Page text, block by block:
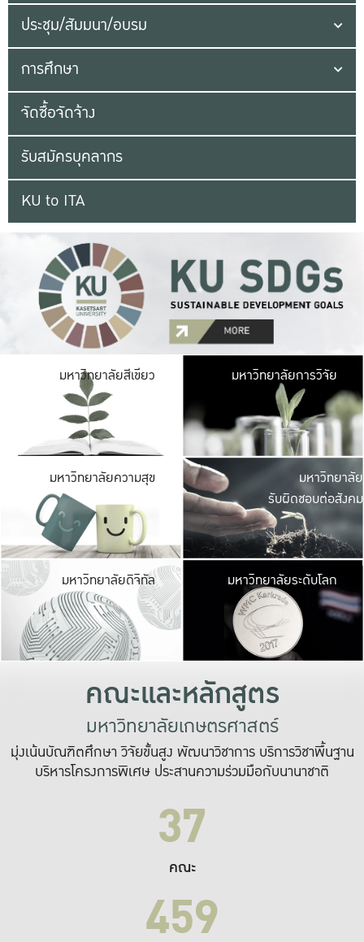
ประชุม/สัมมนา/อบรม
การศึกษา
จัดซื้อจัดจ้าง
รับสมัครบุคลากร
KU to ITA
มหาวิทยาลัยสีเขียว มหาวิ
มีพื้นที่เขียวสดใส
เป็นป่าในเมือง เกษต
มหาวิทยาลัยการวิจัย
มหาวิทยาลัยความสุข มหาวิ
ค
เปิดประ
และพบเรื่องราวใ
มหาวิทยาลัย
รับผิดชอบต่อสังคม
มหาวิทยาลัยดิจิทัล มหาวิ
เปลี่ยนแปลง แล
เพื่อทำง
ระบบสารสนเทศ
มหาวิทยาลัยระดับโลก
คณะและหลักสูตร
มหาวิทยาลัยเกษตรศาสตร์
มุ่งเน้นบัณฑิตศึกษา วิจัยขั้นสูง พัฒนาวิชาการ บริการวิชาพื้นฐาน
บริหารโครงการพิเศษ ประสานความร่วมมือกับนานาชาติ
37
คณะ
459